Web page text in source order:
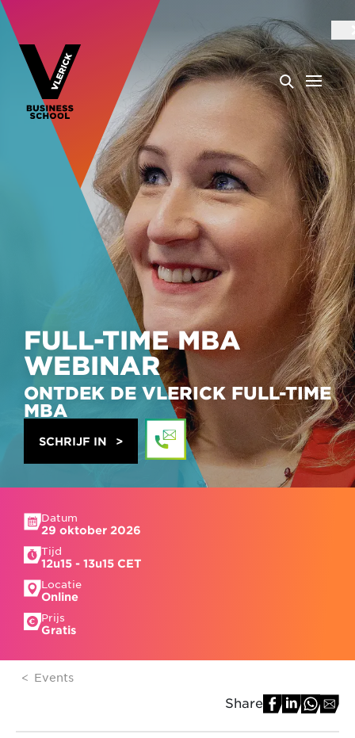
FULL-TIME MBA
WEBINAR
ONTDEK DE VLERICK FULL-TIME
MBA
SCHRIJF IN
Datum
29 oktober 2026
Tijd
12u15 - 13u15 CET
Locatie
Online
Prijs
Gratis
Events
Share